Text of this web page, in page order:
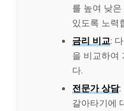
를 높여 낮
있도록 노력
금리 비교:
을 비교하여
다.
전문가 상담:
갈아타기에